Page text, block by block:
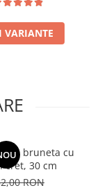
VARIANTE
- bruneta cu
cret, 30 cm
RON